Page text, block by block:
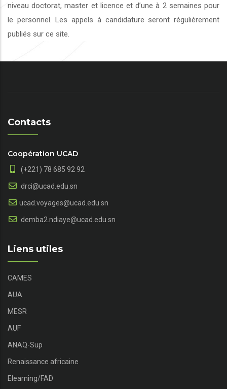
niveau doctorat, master et licence et d’une à 2 semaines pour
le personnel. Les appels à candidature seront régulièrement
publiés sur ce site.
Contacts
Coopération UCAD
(+221) 78 685 92 92
drci@ucad.edu.sn
ucad.voyages@ucad.edu.sn
demba2.ndiaye@ucad.edu.sn
Liens utiles
CAMES
AUA
MESR
AUF
ANAQ-Sup
Renaissance africaine
Elearning/FAD